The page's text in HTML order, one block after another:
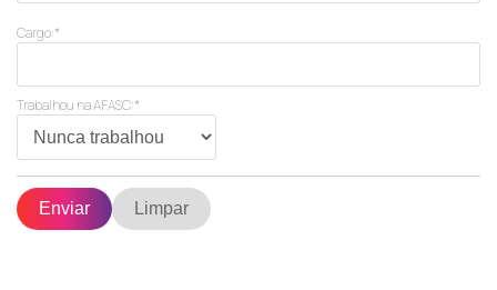
Cargo:*
Trabalhou na AFASC:*